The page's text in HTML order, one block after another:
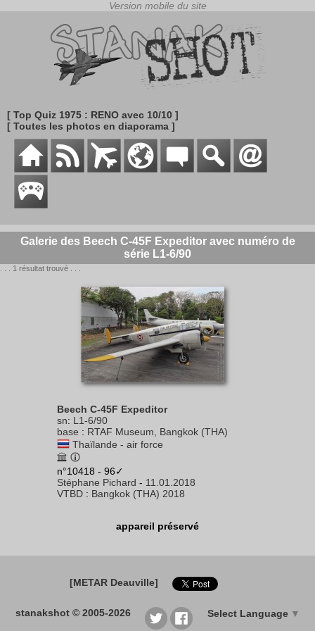
[ Top Quiz 1975 : RENO avec 10/10 ]
[ Toutes les photos en diaporama ]
Galerie des Beech C-45F Expeditor avec numéro de
série L1-6/90
. . . 1 résultat trouvé . . .
Beech C-45F Expeditor
sn: L1-6/90
base : RTAF Museum, Bangkok (THA)
Thaïlande - air force
n°10418 - 96✓
Stéphane Pichard - 11.01.2018
VTBD : Bangkok (THA) 2018
appareil préservé
[METAR Deauville]
stanakshot © 2005-2026 Select Language ▼